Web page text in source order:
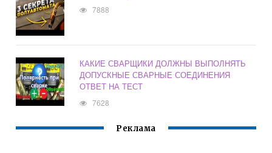
7888
КАКИЕ СВАРЩИКИ ДОЛЖНЫ ВЫПОЛНЯТЬ
ДОПУСКНЫЕ СВАРНЫЕ СОЕДИНЕНИЯ
ОТВЕТ НА ТЕСТ
7628
Реклама